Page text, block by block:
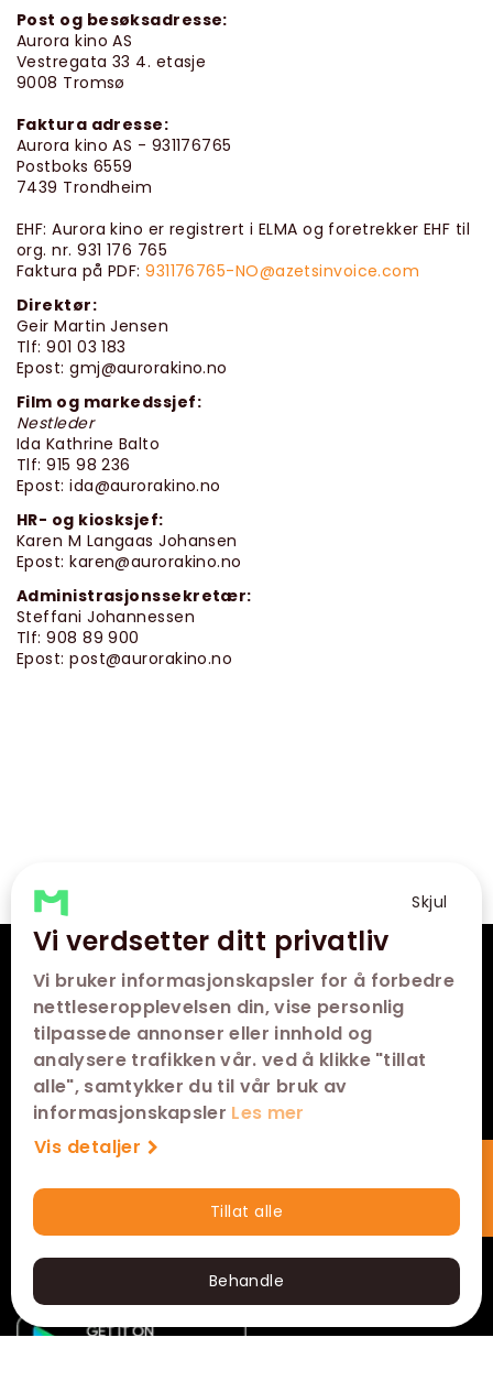
Skjul
Vi verdsetter ditt privatliv
Vi bruker informasjonskapsler for å forbedre
nettleseropplevelsen din, vise personlig
tilpassede annonser eller innhold og
analysere trafikken vår. ved å klikke "tillat
alle", samtykker du til vår bruk av
informasjonskapsler Les mer
Vis detaljer
Tillat alle
Behandle
Post og besøksadresse:
Aurora kino AS
Vestregata 33 4. etasje
9008 Tromsø
Faktura adresse:
Aurora kino AS - 931176765
Postboks 6559
7439 Trondheim
EHF: Aurora kino er registrert i ELMA og foretrekker EHF til
org. nr. 931 176 765
Faktura på PDF:931176765-NO@azetsinvoice.com
Direktør:
Geir Martin Jensen
Tlf: 901 03 183
Epost: gmj@aurorakino.no
Film og markedssjef:
Nestleder
Ida Kathrine Balto
Tlf: 915 98 236
Epost: ida@aurorakino.no
HR- og kiosksjef:
Karen M Langaas Johansen
Epost: karen@aurorakino.no
Administrasjonssekretær:
Steffani Johannessen
Tlf: 908 89 900
Epost: post@aurorakino.no
VÅRE KINOER
SNARVEIER
KONTAKT
FØLG OSS